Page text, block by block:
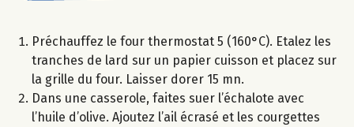
Préchauffez le four thermostat 5 (160°C). Etalez les
tranches de lard sur un papier cuisson et placez sur
la grille du four. Laisser dorer 15 mn.
Dans une casserole, faites suer l’échalote avec
l’huile d’olive. Ajoutez l’ail écrasé et les courgettes